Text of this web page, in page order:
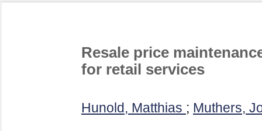
Resale price
for retail services
Hunold, Matthias ; Muthers,